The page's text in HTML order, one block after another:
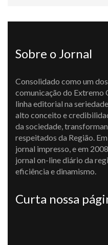
Sobre o Jornal
Consolidado como um
comunicação do Extremo
linha editorial na
alto conceito e
da sociedade,
respeitados da Região.
jornal impresso, e em
jornal on-line diário da
eficiência e dinamismo.
Curta nossa